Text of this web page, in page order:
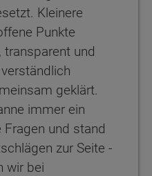
Kleinere
Punkte
und
geklärt.
immer ein
und stand
zur Seite -
wir bei